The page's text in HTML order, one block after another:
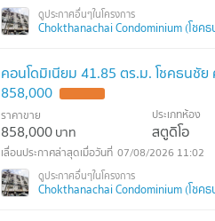
Chokthanachai Condominium (โชค
คอนโดมิเนียม 41.85 ตร.ม. โชคธนชั
858,000
ราคาขาย
858,000บาท
ประเภทห้อง
สตูดิโอ
07/08/2026 11:02
Chokthanachai Condominium (โชค